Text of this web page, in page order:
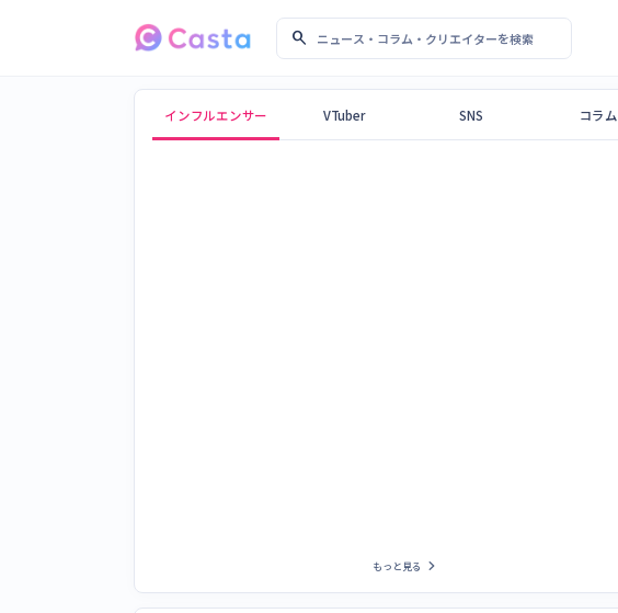
search
ニュース・コラム・クリエイターを検索
Castaメディア
インフルエンサー VTuber SNS コラム
もっと見る chevron_right